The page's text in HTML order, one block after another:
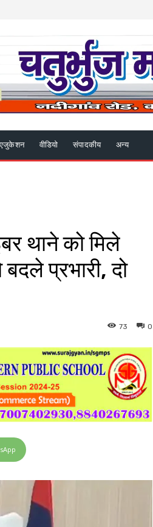
एजुकेशन वीडियो संपादकीय अन्य
थाने को मिले
बदले प्रभारी, दो
0
73